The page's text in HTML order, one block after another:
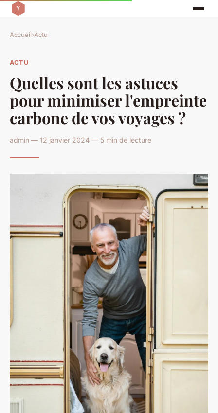
Accueil›Actu
ACTU
Quelles sont les astuces
pour minimiser l'empreinte
carbone de vos voyages ?
admin — 12 janvier 2024 — 5 min de lecture